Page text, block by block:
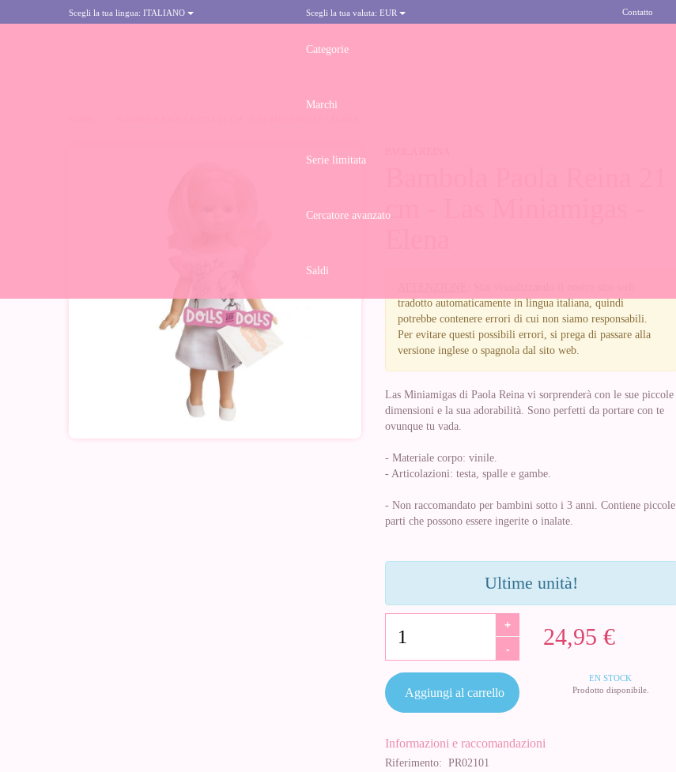
Scegli la tua lingua: ITALIANO Scegli la tua valuta: EUR Contatto
Categorie
Marchi
Serie limitata
Cercatore avanzato
Saldi
cm - Las Miniamigas -
tradotto automaticamente in lingua italiana, quindi
potrebbe contenere errori di cui non siamo responsabili.
Per evitare questi possibili errori, si prega di passare alla
versione inglese o spagnola dal sito web.
Las Miniamigas di Paola Reina vi sorprenderà con le sue piccole
dimensioni e la sua adorabilità. Sono perfetti da portare con te
ovunque tu vada.
- Materiale corpo: vinile.
- Articolazioni: testa, spalle e gambe.
- Non raccomandato per bambini sotto i 3 anni. Contiene piccole
parti che possono essere ingerite o inalate.
Ultime unità!
24,95 €
+
-
EN STOCK
Prodotto disponibile.
Aggiungi al carrello
Informazioni e raccomandazioni
Riferimento: PR02101